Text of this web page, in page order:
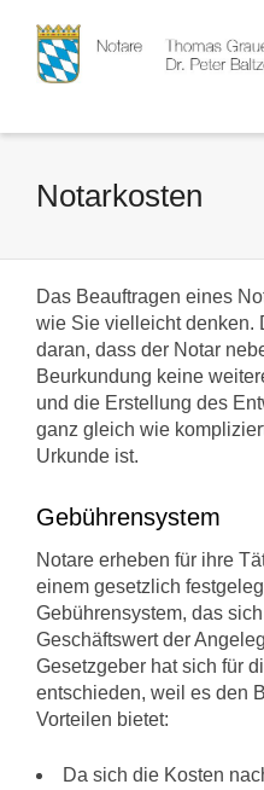
Notarkosten
Das Beauftragen eines
wie Sie vielleicht denken.
daran, dass der Notar
Beurkundung keine
und die Erstellung des
ganz gleich wie
Urkunde ist.
Gebührensystem
Notare erheben für ihre
einem gesetzlich
Gebührensystem, das
Geschäftswert der
Gesetzgeber hat sich für
entschieden, weil es den
Vorteilen bietet:
Da sich die Kosten